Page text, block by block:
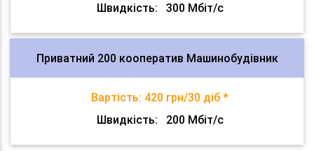
Швидкість:
300 Мбіт/с
Приватний 200 кооператив Машинобудівник
Вартість: 420 грн/30 діб *
Швидкість:
200 Мбіт/с